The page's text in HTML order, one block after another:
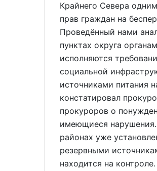
Крайнего Севера
прав граждан на
Проведённый нами
пунктах округа
исполняются
социальной
источниками питания
констатировал
прокуроров о
имеющиеся
районах уже
резервными
находится на